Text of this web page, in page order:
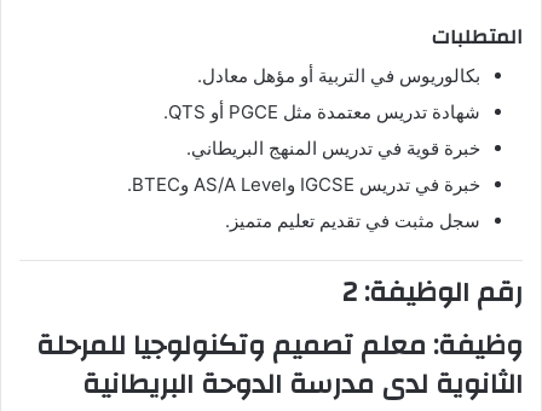
المتطلبات
بكالوريوس في التربية أو مؤهل معادل.
شهادة تدريس معتمدة مثل PGCE أو QTS.
خبرة قوية في تدريس المنهج البريطاني.
خبرة في تدريس IGCSE وAS/A Level وBTEC.
سجل مثبت في تقديم تعليم متميز.
رقم الوظيفة: 2
وظيفة: معلم تصميم وتكنولوجيا للمرحلة
الثانوية لدى مدرسة الدوحة البريطانية